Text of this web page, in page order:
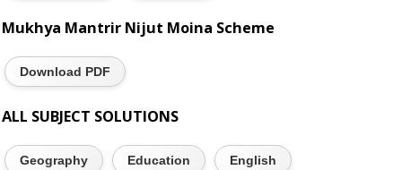
Mukhya Mantrir Nijut Moina Scheme
Download PDF
ALL SUBJECT SOLUTIONS
Geography Education English